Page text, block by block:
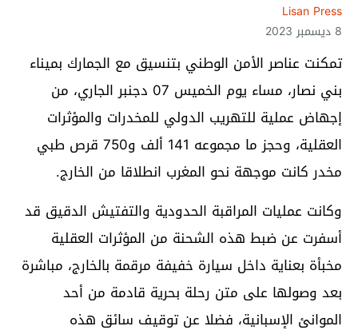
Lisan Press
8 ديسمبر 2023
تمكنت عناصر الأمن الوطني بتنسيق مع الجمارك بميناء
بني نصار، مساء يوم الخميس 07 دجنبر الجاري، من
إجهاض عملية للتهريب الدولي للمخدرات والمؤثرات
العقلية، وحجز ما مجموعه 141 ألف و750 قرص طبي
مخدر كانت موجهة نحو المغرب انطلاقا من الخارج.
وكانت عمليات المراقبة الحدودية والتفتيش الدقيق قد
أسفرت عن ضبط هذه الشحنة من المؤثرات العقلية
مخبأة بعناية داخل سيارة خفيفة مرقمة بالخارج، مباشرة
بعد وصولها على متن رحلة بحرية قادمة من أحد
الموانئ الإسبانية، فضلا عن توقيف سائق هذه